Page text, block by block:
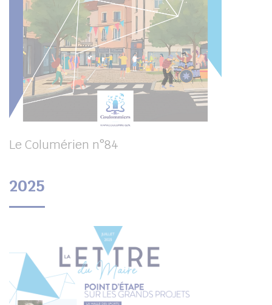
Le Columérien n°84
2025